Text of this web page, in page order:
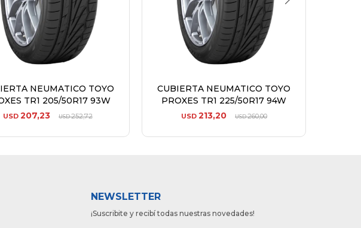
NEUMATICO TOYO
TR1 205/50R17 93W
USD 207,23 USD252,72
CUBIERTA NEUMATICO TOYO
PROXES TR1 225/50R17 94W
USD 213,20 USD260,00
NEWSLETTER
¡Suscribite y recibí todas nuestras novedades!